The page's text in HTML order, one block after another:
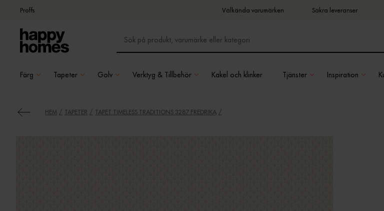
Proffs Välkända varumärken Säkra leveranser
Färg Tapeter Golv Verktyg & Tillbehör Kakel och klinker Tjänster Inspiration
HEM TAPETER TAPET TIMELESS TRADITIONS 3287 FREDRIKA